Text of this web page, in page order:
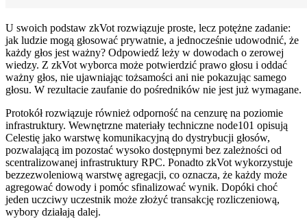
U swoich podstaw zkVot rozwiązuje proste, lecz potężne zadanie:
jak ludzie mogą głosować prywatnie, a jednocześnie udowodnić, że
każdy głos jest ważny? Odpowiedź leży w dowodach o zerowej
wiedzy. Z zkVot wyborca może potwierdzić prawo głosu i oddać
ważny głos, nie ujawniając tożsamości ani nie pokazując samego
głosu. W rezultacie zaufanie do pośredników nie jest już wymagane.
Protokół rozwiązuje również odporność na cenzurę na poziomie
infrastruktury. Wewnętrzne materiały techniczne node101 opisują
Celestię jako warstwę komunikacyjną do dystrybucji głosów,
pozwalającą im pozostać wysoko dostępnymi bez zależności od
scentralizowanej infrastruktury RPC. Ponadto zkVot wykorzystuje
bezzezwoleniową warstwę agregacji, co oznacza, że każdy może
agregować dowody i pomóc sfinalizować wynik. Dopóki choć
jeden uczciwy uczestnik może złożyć transakcję rozliczeniową,
wybory działają dalej.